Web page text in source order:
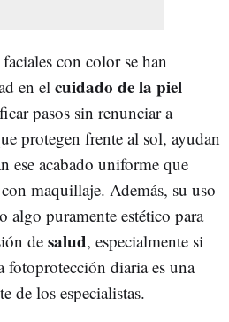
con color se han
en el cuidado de la piel
pasos sin renunciar a
protegen frente al sol, ayudan
ese acabado uniforme que
maquillaje. Además, su uso
algo puramente estético para
de salud, especialmente si
fotoprotección diaria es una
de los especialistas.